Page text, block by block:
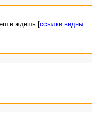
и ждешь [ссылки видны